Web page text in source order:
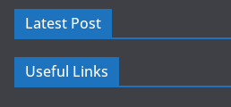
Latest Post
Useful Links